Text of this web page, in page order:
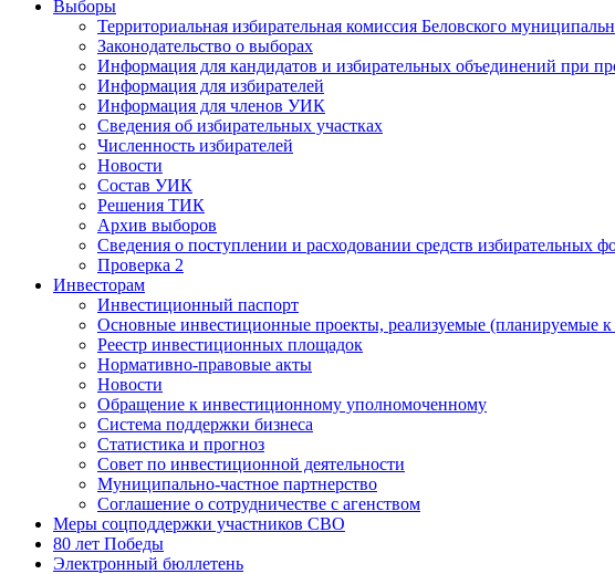
Выборы
Территориальная избирательная комиссия Беловского
Законодательство о выборах
Информация для кандидатов и избирательных объединений при
Информация для избирателей
Информация для членов УИК
Сведения об избирательных участках
Численность избирателей
Новости
Состав УИК
Решения ТИК
Архив выборов
Сведения о поступлении и расходовании средств избирательных
Проверка 2
Инвесторам
Инвестиционный паспорт
Основные инвестиционные проекты, реализуемые (планируемые к
Реестр инвестиционных площадок
Нормативно-правовые акты
Новости
Обращение к инвестиционному уполномоченному
Система поддержки бизнеса
Статистика и прогноз
Совет по инвестиционной деятельности
Муниципально-частное партнерство
Соглашение о сотрудничестве с агенством
Меры соцподдержки участников СВО
80 лет Победы
Электронный бюллетень